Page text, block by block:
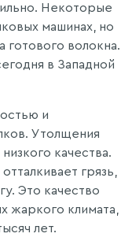
Некоторые
машинах, но
готового волокна.
в Западной
и
Утолщения
качества.
грязь,
Это качество
жаркого климата,
лет.